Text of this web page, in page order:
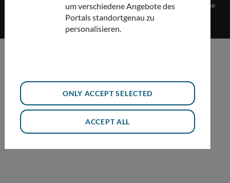
um verschiedene Angebote des
Portals standortgenau zu
personalisieren.
ONLY ACCEPT SELECTED
ACCEPT ALL
2023 Bayerische Staatsregierung vertreten durch das Bayerische
Staatsministerium für Umwelt und Verbraucherschutz - -
-Sitemap -